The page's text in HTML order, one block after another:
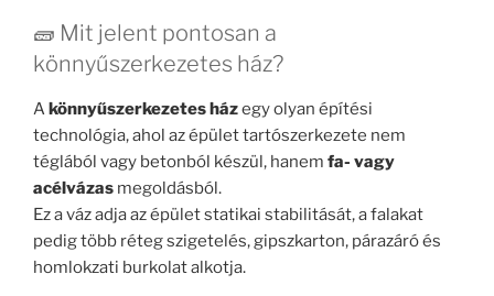
🧱 Mit jelent pontosan a
könnyűszerkezetes ház?
Akönnyűszerkezetes házegy olyan építési
technológia, ahol az épület tartószerkezete nem
téglából vagy betonból készül, hanem fa- vagy
acélvázas megoldásból.
Ez a váz adja az épület statikai stabilitását, a falakat
pedig több réteg szigetelés, gipszkarton, párazáró és
homlokzati burkolat alkotja.